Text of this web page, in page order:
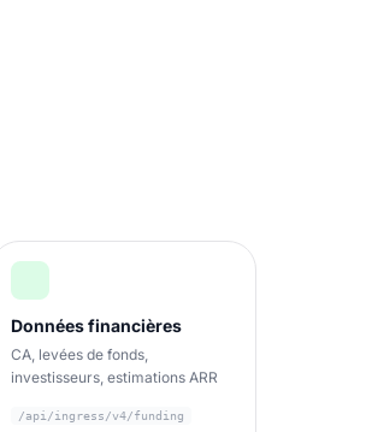
Données financières
CA, levées de fonds,
investisseurs, estimations ARR
/api/ingress/v4/funding